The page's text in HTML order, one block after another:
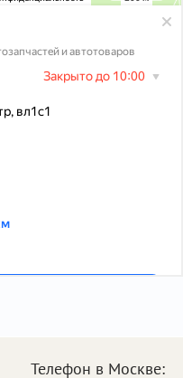
Телефон в Москве: